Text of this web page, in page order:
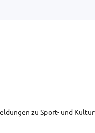
zu Sport- und